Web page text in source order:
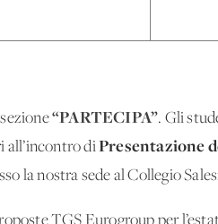
“PARTECIPA”. Gli
all’incontro diPresentazione
la nostra sede al Collegio